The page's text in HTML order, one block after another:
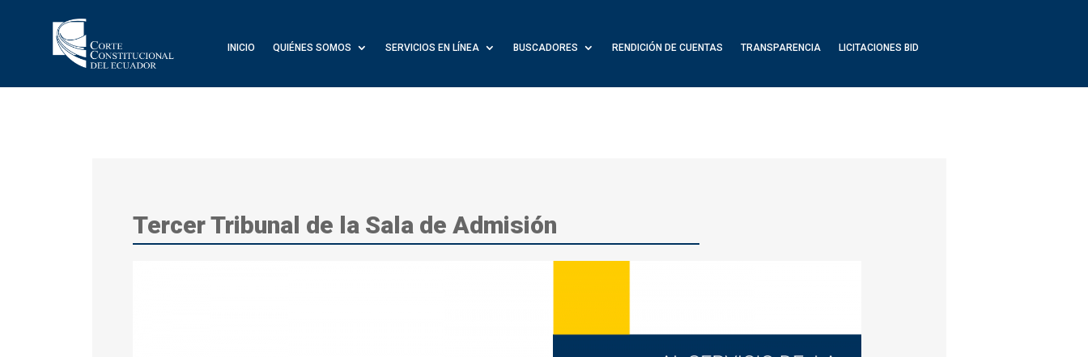
INICIO QUIÉNES SOMOS SERVICIOS EN LÍNEA BUSCADORES RENDICIÓN DE CUENTAS TRANSPARENCIA LICITACIONES BID
Tercer Tribunal de la Sala de Admisión